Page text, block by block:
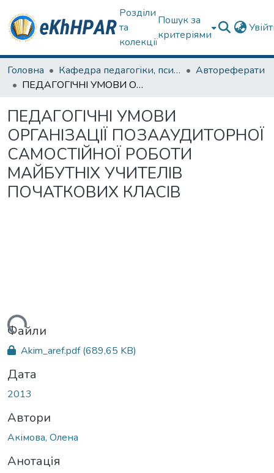
Розділи
та
колекції
Пошук за
критеріями
Головна Кафедра педагогіки, психології, початкової освіти та освітнього менеджменту
Автореферати
ПЕДАГОГІЧНІ УМОВИ ОРГАНІЗАЦІЇ ПОЗААУДИТОРНОЇ САМОСТІЙНОЇ РОБОТИ МАЙБУТНІХ УЧИТЕЛІВ ПОЧАТКОВИХ КЛАСІВ
ПЕДАГОГІЧНІ УМОВИ
ОРГАНІЗАЦІЇ ПОЗААУДИТОРНОЇ
САМОСТІЙНОЇ РОБОТИ
МАЙБУТНІХ УЧИТЕЛІВ
ПОЧАТКОВИХ КЛАСІВ
Файли
Akim_aref.pdf(689,65 KB)
Дата
2013
Автори
Акімова, Олена
Анотація